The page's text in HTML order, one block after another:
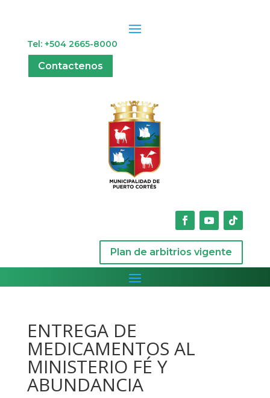
Tel: +504 2665-8000
Contactenos
Plan de arbitrios vigente
ENTREGA DE
MEDICAMENTOS AL
MINISTERIO FÉ Y
ABUNDANCIA